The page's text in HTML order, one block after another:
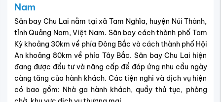
Nam
Sân bay Chu Lai nằm tại xã Tam Nghĩa, huyện Núi Thành,
tỉnh Quảng Nam, Việt Nam. Sân bay cách thành phố Tam
Kỳ khoảng 30km về phía Đông Bắc và cách thành phố Hội
An khoảng 80km về phía Tây Bắc. Sân bay Chu Lai hiện
đang được đầu tư và nâng cấp để đáp ứng nhu cầu ngày
càng tăng của hành khách. Các tiện nghi và dịch vụ hiện
có bao gồm: Nhà ga hành khách, quầy thủ tục, phòng